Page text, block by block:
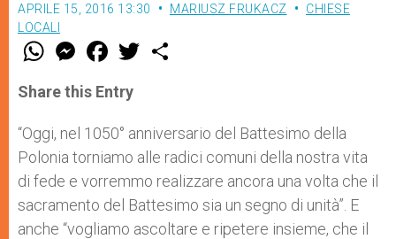
APRILE 15, 2016 13:30 MARIUSZ FRUKACZ
CHIESE
LOCALI
W
t
s
p
p
M
e
s
e
g
r
F
a
e
b
o
k
w
r
Share this Entry
“Oggi, nel 1050° anniversario del Battesimo della
Polonia torniamo alle radici comuni della nostra vita
di fede e vorremmo realizzare ancora una volta che il
sacramento del Battesimo sia un segno di unità”. E
anche “vogliamo ascoltare e ripetere insieme, che il